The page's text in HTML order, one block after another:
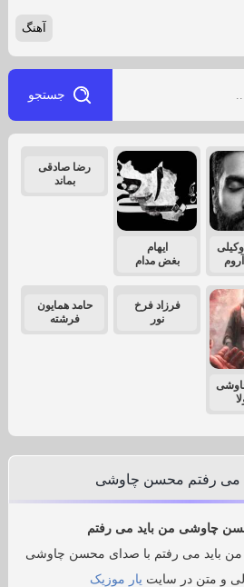
آهنگ
جستجو
ایهام
بغض مدام
رضا صادقی
بماند
فرزاد فرخ
نور
حامد همایون
فرشته
می رفتم محسن چاوشی
چاوشی من باید می رفتم
من باید می رفتم با صدای محسن چاوشی
و متن در سایت یار موزیک